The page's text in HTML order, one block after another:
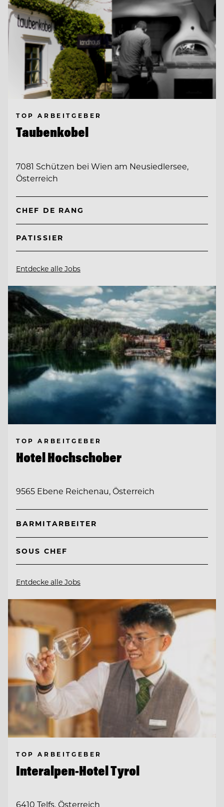
TOP ARBEITGEBER
Taubenkobel
7081 Schützen bei Wien am Neusiedlersee,
Österreich
CHEF DE RANG
PATISSIER
Entdecke alle Jobs
TOP ARBEITGEBER
Hotel Hochschober
9565 Ebene Reichenau, Österreich
BARMITARBEITER
SOUS CHEF
Entdecke alle Jobs
TOP ARBEITGEBER
Interalpen-Hotel Tyrol
6410 Telfs, Österreich